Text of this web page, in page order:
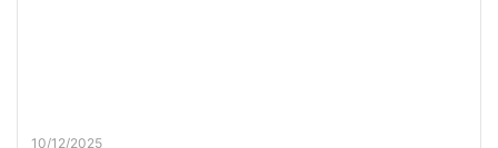
10/12/2025